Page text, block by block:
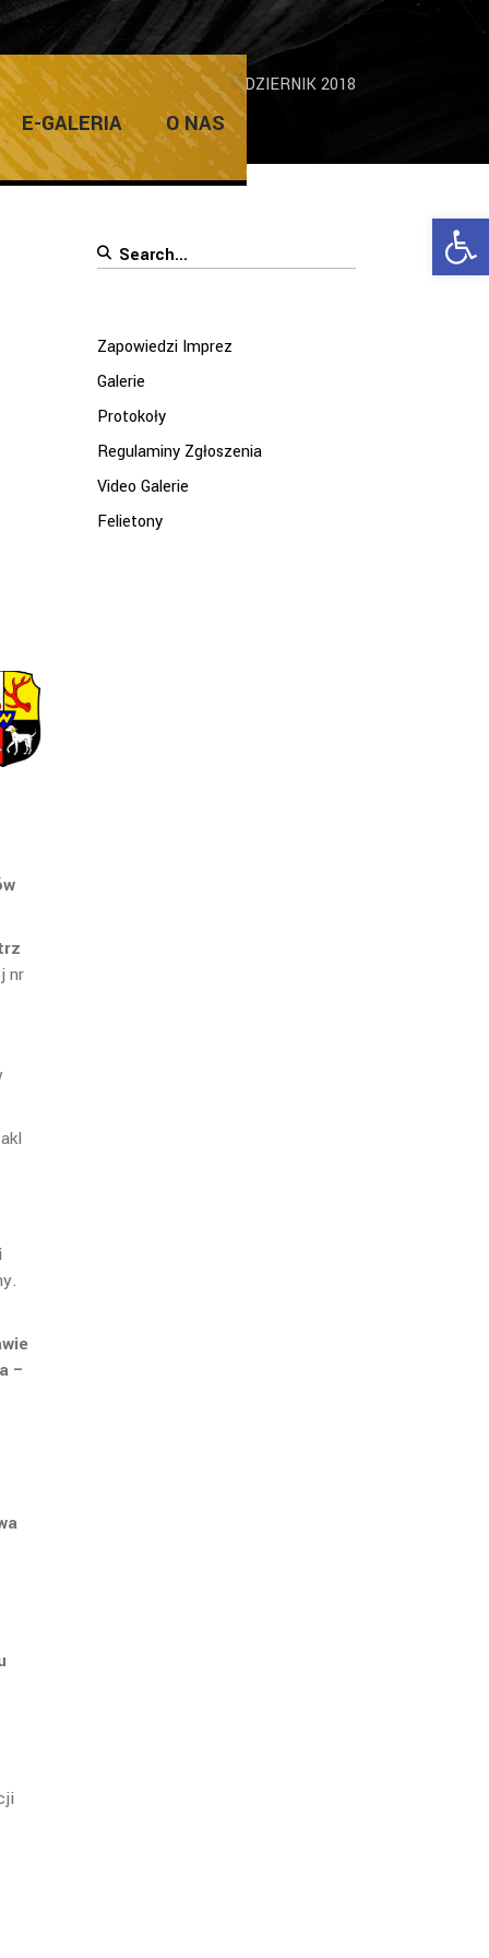
E-GALERIA O NAS
TRZECIEGO WIEKU ŻDK PAŹDZIERNIK 2018
nr
–
Search
Zapowiedzi Imprez
Galerie
Protokoły
Regulaminy Zgłoszenia
Video Galerie
Felietony